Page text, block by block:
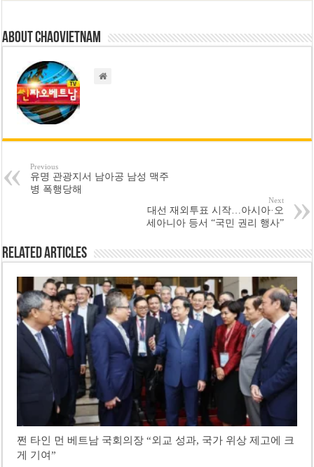
About chaovietnam
Previous
유명 관광지서 남아공 남성 맥주
병 폭행당해
Next
대선 재외투표 시작…아시아·오
세아니아 등서 “국민 권리 행사”
Related Articles
쩐 타인 먼 베트남 국회의장 “외교 성과, 국가 위상 제고에 크
게 기여”